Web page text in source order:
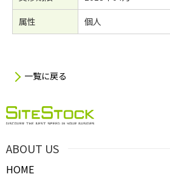
属性
個人
一覧に戻る
ABOUT US
HOME